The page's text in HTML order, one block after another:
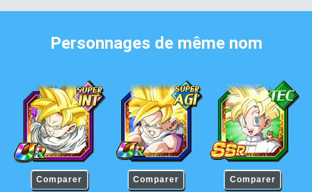
Personnages de même nom
Comparer
Son Gohan Super Saiyan (enfant)
Comparer
Son Gohan Super Saiyan (enfant)
Comparer
Son Gohan Super